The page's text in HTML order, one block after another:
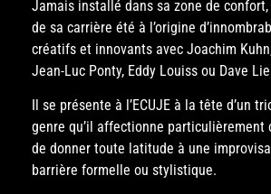
Jamais installé dans sa zone de
de sa carrière été à l’origine
créatifs et innovants avec Joachim
Jean-Luc Ponty, Eddy Louiss ou Dave
Il se présente à l’ECUJE à la tête d’un
genre qu’il affectionne
de donner toute latitude à une
barrière formelle ou stylistique.